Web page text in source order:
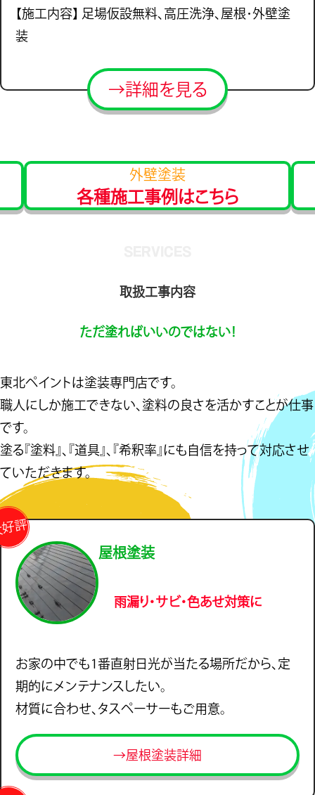
【施工内容】 足場仮設無料、高圧洗浄、屋根･外壁塗
装
→詳細を見る
外壁塗装
各種施工事例はこちら
取扱工事内容
ただ塗ればいいのではない！
東北ペイントは塗装専門店です。
職人にしか施工できない、塗料の良さを活かすことが仕事
です。
塗る『塗料』、『道具』、『希釈率』にも自信を持って対応させ
ていただきます。
屋根塗装
雨漏り・サビ・色あせ対策に
お家の中でも1番直射日光が当たる場所だから、定
期的にメンテナンスしたい。
材質に合わせ、タスペーサーもご用意。
→屋根塗装詳細
評